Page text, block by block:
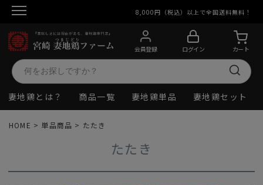
8,000円（税込）以上で全国送料無料！
会員登録 ログイン カート
妻地鶏とは？ 商品一覧 妻地鶏単品 妻地鶏セット
HOME 単品商品 たたき
たたき